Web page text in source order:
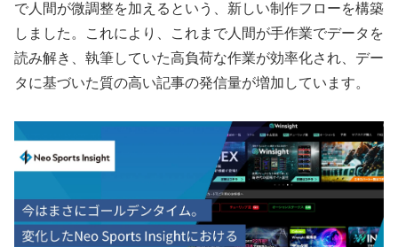
で人間が微調整を加えるという、新しい制作フローを構築
しました。これにより、これまで人間が手作業でデータを
読み解き、執筆していた高負荷な作業が効率化され、デー
タに基づいた質の高い記事の発信量が増加しています。